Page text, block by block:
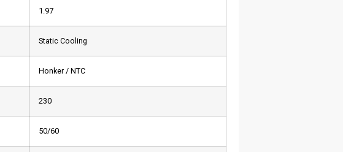
1.97
Static Cooling
Honker / NTC
230
50/60